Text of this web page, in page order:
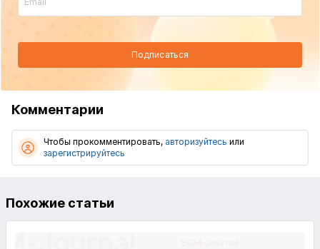
Подписаться
Комментарии
Чтобы прокомментировать, авторизуйтесь или
зарегистрируйтесь
Похожие статьи